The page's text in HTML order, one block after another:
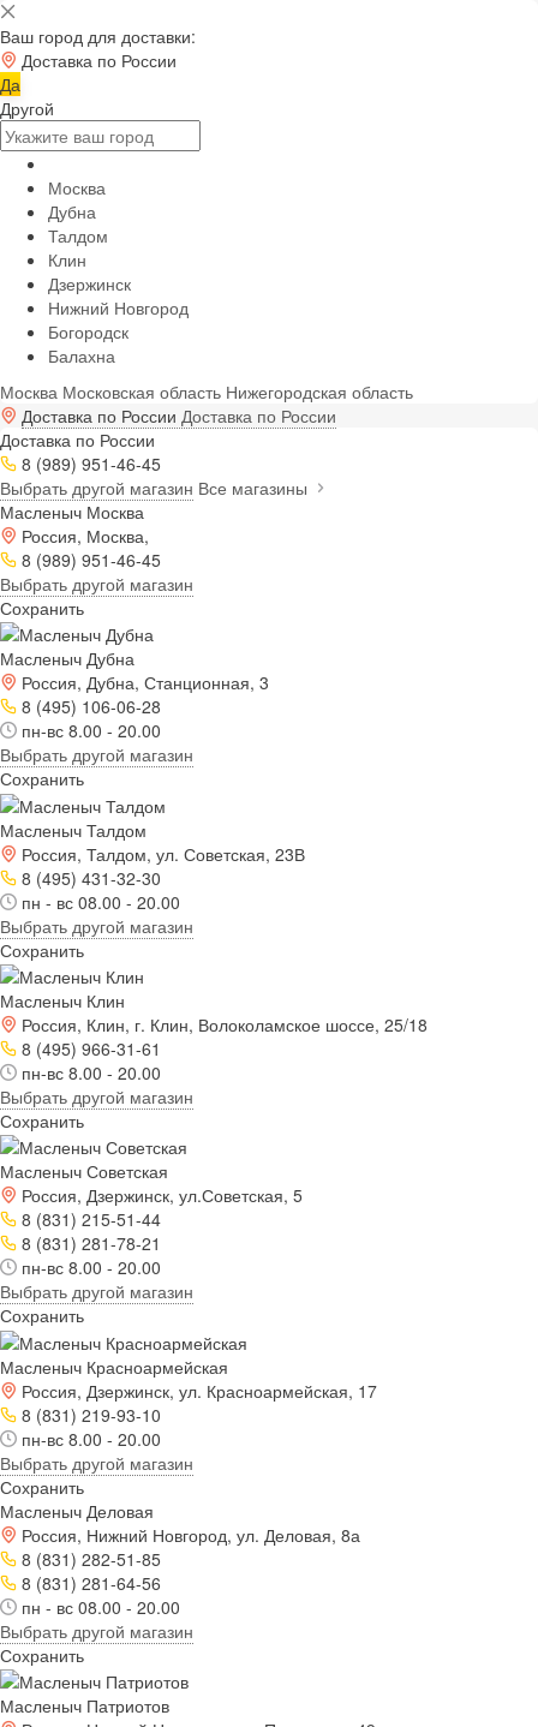
Ваш город для доставки:
Доставка по России
Да
Другой
Москва
Дубна
Талдом
Клин
Дзержинск
Нижний Новгород
Богородск
Балахна
Москва Московская область Нижегородская область
Доставка по России Доставка по России
Доставка по России
8 (989) 951-46-45
Выбрать другой магазин Все магазины
Масленыч Москва
Россия, Москва,
8 (989) 951-46-45
Выбрать другой магазин
Сохранить
Масленыч Дубна
Россия, Дубна, Станционная, 3
8 (495) 106-06-28
пн-вс 8.00 - 20.00
Выбрать другой магазин
Сохранить
Масленыч Талдом
Россия, Талдом, ул. Советская, 23В
8 (495) 431-32-30
пн - вс 08.00 - 20.00
Выбрать другой магазин
Сохранить
Масленыч Клин
Россия, Клин, г. Клин, Волоколамское шоссе, 25/18
8 (495) 966-31-61
пн-вс 8.00 - 20.00
Выбрать другой магазин
Сохранить
Масленыч Советская
Россия, Дзержинск, ул.Советская, 5
8 (831) 215-51-44
8 (831) 281-78-21
пн-вс 8.00 - 20.00
Выбрать другой магазин
Сохранить
Масленыч Красноармейская
Россия, Дзержинск, ул. Красноармейская, 17
8 (831) 219-93-10
пн-вс 8.00 - 20.00
Выбрать другой магазин
Сохранить
Масленыч Деловая
Россия, Нижний Новгород, ул. Деловая, 8а
8 (831) 282-51-85
8 (831) 281-64-56
пн - вс 08.00 - 20.00
Выбрать другой магазин
Сохранить
Масленыч Патриотов